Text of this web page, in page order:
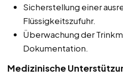
Sicherstellung einer
Flüssigkeitszufuhr.
Überwachung der
Dokumentation.
Medizinische